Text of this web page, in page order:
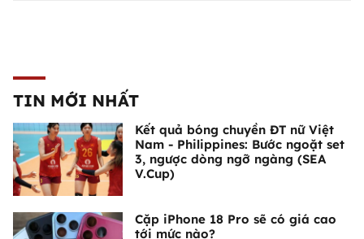
TIN MỚI NHẤT
Kết quả bóng chuyền ĐT nữ Việt
Nam - Philippines: Bước ngoặt set
3, ngược dòng ngỡ ngàng (SEA
V.Cup)
Cặp iPhone 18 Pro sẽ có giá cao
tới mức nào?